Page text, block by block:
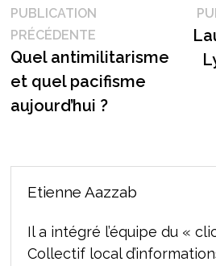
Navigation
de
l’article
PUBLICATION
PRÉCÉDENTEPublication
précédente :
Quel antimilitarisme
et quel pacifisme
aujourd’hui ?
Etienne Aazzab
Il a intégré l’équipe du «
Collectif local